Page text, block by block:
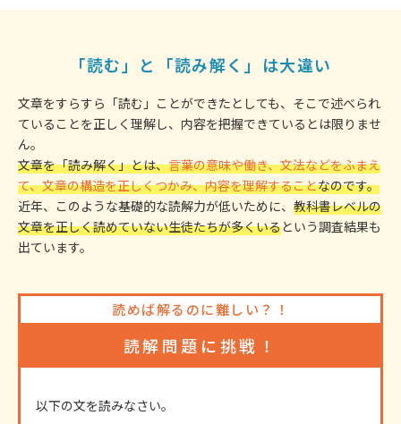
「読む」と「読み解く」は大違い
文章をすらすら「読む」ことができたとしても、そこで述べられ
ていることを正しく理解し、内容を把握できているとは限りませ
ん。
文章を「読み解く」とは、言葉の意味や働き、文法などをふまえ
て、文章の構造を正しくつかみ、内容を理解することなのです。
近年、このような基礎的な読解力が低いために、 教科書レベルの
文章を正しく読めていない生徒たちが多くいるという調査結果も
出ています。
読めば解るのに難しい？！
読解問題に挑戦！
以下の文を読みなさい。